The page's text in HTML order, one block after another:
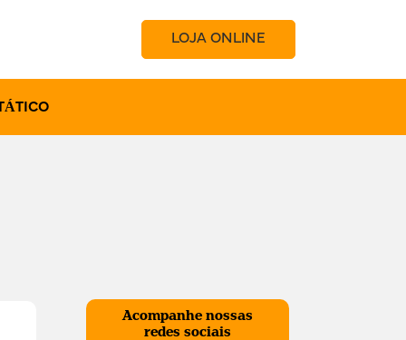
LOJA ONLINE
Acompanhe nossas
redes sociais